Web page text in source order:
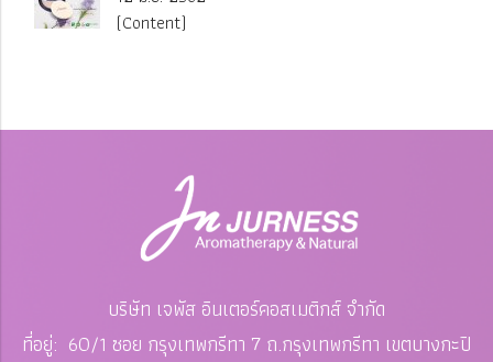
(Content)
บริษัท เจพัส อินเตอร์คอสเมติกส์ จำกัด
ที่อยู่: 60/1 ซอย กรุงเทพกรีทา 7 ถ.กรุงเทพกรีทา เขตบางกะปิ